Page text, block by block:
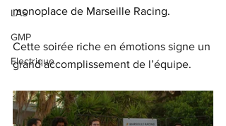
LAS
GMP
Electrique
monoplace de Marseille Racing.
Cette soirée riche en émotions signe un
grand accomplissement de l’équipe.